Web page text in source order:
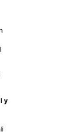
y